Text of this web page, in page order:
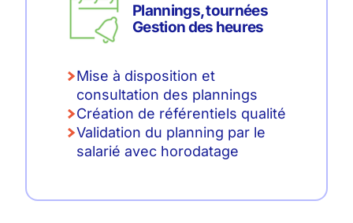
Plannings, tournées
Gestion des heures
Mise à disposition et
consultation des plannings
Création de référentiels qualité
Validation du planning par le
salarié avec horodatage